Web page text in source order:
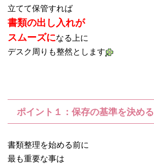
立てて保管すれば
書類の出し入れが
スムーズになる上に
デスク周りも整然とします
ポイント１：保存の基準を決める
書類整理を始める前に
最も重要な事は